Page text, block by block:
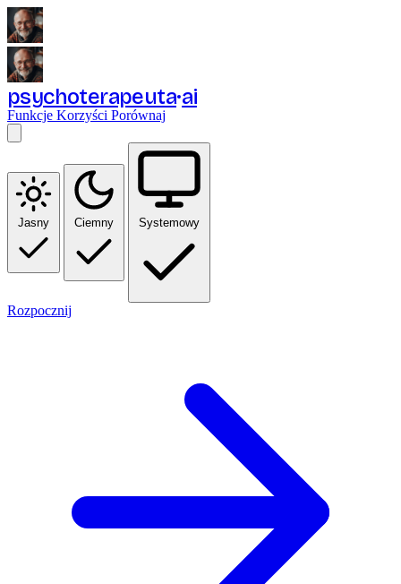
psychoterapeuta ai
Funkcje Korzyści Porównaj
Jasny Ciemny Systemowy
Rozpocznij